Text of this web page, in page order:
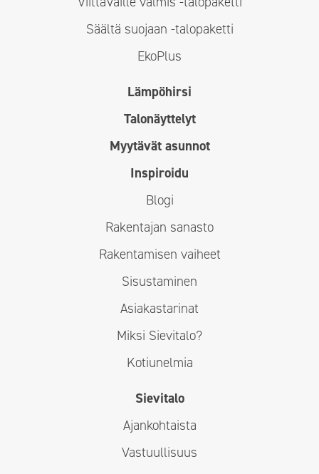
Säältä suojaan -talopaketti
EkoPlus
Lämpöhirsi
Talonäyttelyt
Myytävät asunnot
Inspiroidu
Blogi
Rakentajan sanasto
Rakentamisen vaiheet
Sisustaminen
Asiakastarinat
Miksi Sievitalo?
Kotiunelmia
Sievitalo
Ajankohtaista
Vastuullisuus